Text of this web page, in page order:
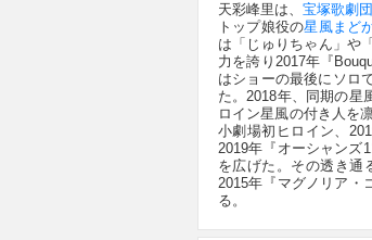
天彩峰里は、宝塚歌劇
トップ娘役の星風まど
は「じゅりちゃん」や
力を誇り2017年『
はショーの最後にソロ
た。2018年、同期の星
ロイン星風の付き人を
小劇場初ヒロイン、
2019年『オーシャンズ
を広げた。その透き通
2015年『マグノリア・
る。